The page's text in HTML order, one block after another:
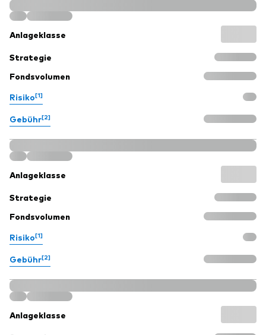
Anlageklasse
Strategie
Fondsvolumen
Risiko[1]
Gebühr[2]
Anlageklasse
Strategie
Fondsvolumen
Risiko[1]
Gebühr[2]
Anlageklasse